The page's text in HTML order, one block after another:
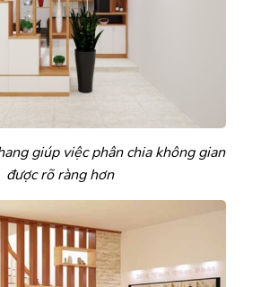
giúp việc phân chia không gian
được rõ ràng hơn